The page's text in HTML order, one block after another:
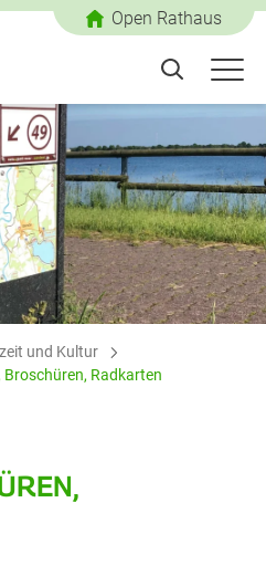
Open Rathaus
und Kultur
Broschüren, Radkarten